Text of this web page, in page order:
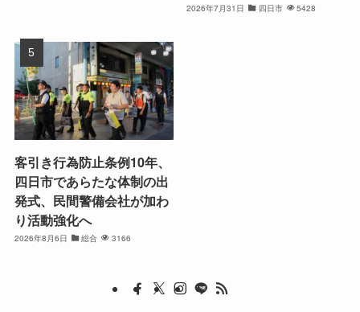
2026年7月31日 四日市 5428
客引き行為防止条例10年、
四日市であらたな体制の出
発式、民間警備会社が加わ
り活動強化へ
2026年8月6日 総合 3166